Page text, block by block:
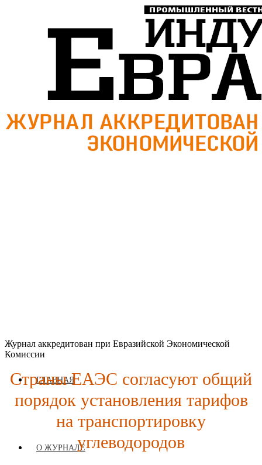
Журнал аккредитован при Евразийской Экономической
Комиссии
ГЛАВНАЯ
О ЖУРНАЛЕ
Страны ЕАЭС согласуют общий
порядок установления тарифов
на транспортировку
углеводородов